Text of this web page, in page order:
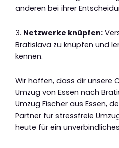
anderen bei ihrer
3. Netzwerke knüpfen:
Bratislava zu knüpfen und
kennen.
Wir hoffen, dass dir unsere
Umzug von Essen nach
Umzug Fischer aus Essen,
Partner für stressfreie
heute für ein